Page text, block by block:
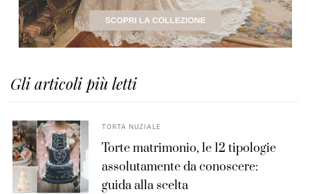
Gli articoli più letti
TORTA NUZIALE
Torte matrimonio, le 12 tipologie
assolutamente da conoscere:
guida alla scelta